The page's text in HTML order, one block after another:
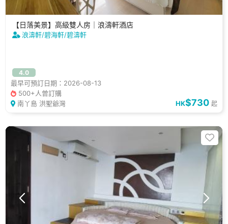
【日落美景】高級雙人房｜浪濤軒酒店
浪濤軒/碧海軒/碧濤軒
4.0
最早可預訂日期：2026-08-13
500+人曾訂購
南丫島 洪聖爺灣
HK$730 起